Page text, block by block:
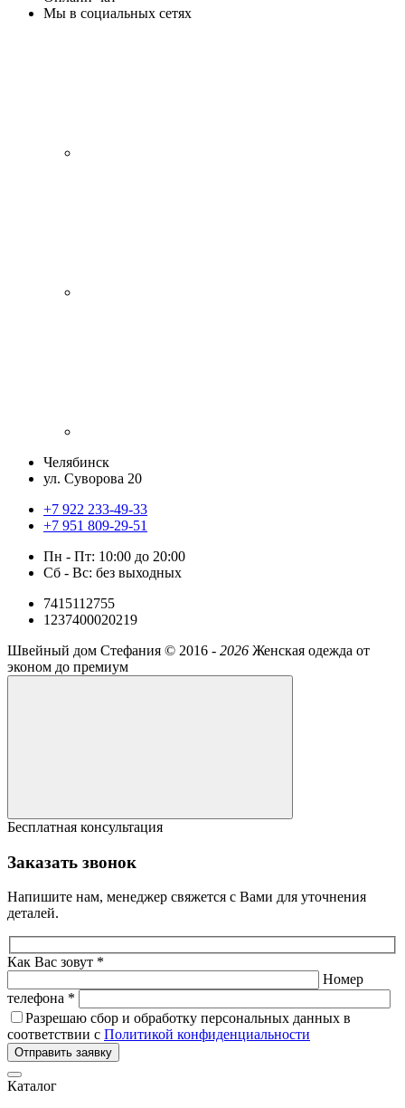
Мы в социальных сетях
Челябинск
ул. Суворова 20
+7 922 233-49-33
+7 951 809-29-51
Пн - Пт: 10:00 до 20:00
Сб - Вс: без выходных
7415112755
1237400020219
Швейный дом Стефания © 2016 - 2026 Женская одежда от
эконом до премиум
Бесплатная консультация
Заказать звонок
Напишите нам, менеджер свяжется с Вами для уточнения
деталей.
Как Вас зовут *
Номер
телефона *
Разрешаю сбор и обработку персональных данных в
соответствии с Политикой конфиденциальности
Отправить заявку
Каталог